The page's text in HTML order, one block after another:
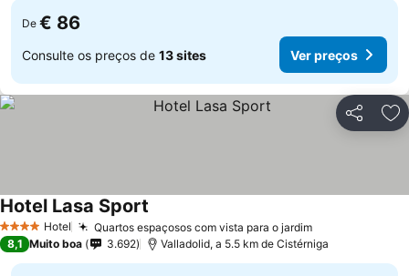
De € 86
Consulte os preços de 13 sites Ver preços
Partilhar
4 EstrelasHotel Quartos espaçosos com vista para o jardimVer preços
Hotel Lasa Sport
8,1 Muito boa 3.692 Valladolid, a 5.5 km de Cistérniga